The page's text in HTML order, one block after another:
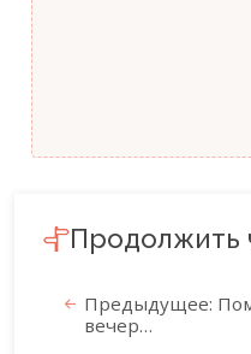
Продолжить
Предыдущее:
вечер…